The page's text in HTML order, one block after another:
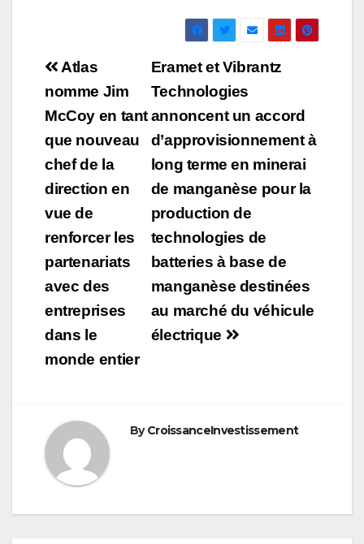
Navigation
de
l’article
Eramet et Vibrantz
Technologies
annoncent un accord
d’approvisionnement à
long terme en minerai
de manganèse pour la
production de
technologies de
batteries à base de
manganèse destinées
au marché du véhicule
électrique
Atlas
nomme Jim
McCoy en tant
que nouveau
chef de la
direction en
vue de
renforcer les
partenariats
avec des
entreprises
dans le
monde entier
ByCroissanceInvestissement